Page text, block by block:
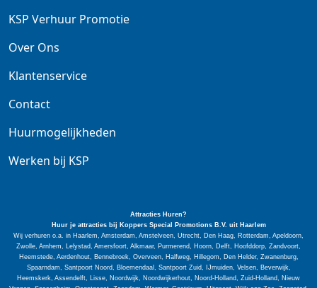
KSP Verhuur Promotie
Over Ons
Klantenservice
Contact
Huurmogelijkheden
Werken bij KSP
Attracties Huren?
Huur je attracties bij Koppers Special
PromotionsB.V. uit Haarlem
Wij verhuren o.a. in Haarlem, Amsterdam, Amstelveen, Utrecht, Den Haag, Rotterdam, Apeldoorn,
Zwolle, Arnhem, Lelystad, Amersfoort, Alkmaar, Purmerend, Hoorn, Delft, Hoofddorp, Zandvoort,
Heemstede, Aerdenhout, Bennebroek, Overveen, Halfweg, Hillegom, Den Helder, Zwanenburg,
Spaarndam, Santpoort Noord, Bloemendaal, Santpoort Zuid, IJmuiden, Velsen, Beverwijk,
Heemskerk, Assendelft, Lisse, Noordwijk, Noordwijkerhout, Noord-Holland, Zuid-Holland, Nieuw